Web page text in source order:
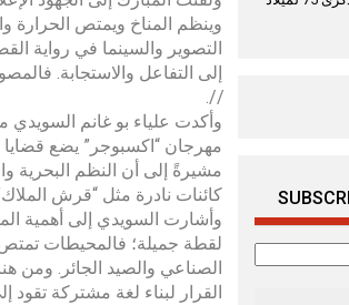
وينظم المناخ ويمتص الحرارة
التصوير والسينما في رواية
إلى التفاعل والاستجابة.
//.
وأكدت علياء بو غانم السويدي
مهرجان “اكسبوجر” يضع
مشيرةً إلى أن النظم البحرية
كائنات نادرة مثل “قرش
وأشارت السويدي إلى أهمية
الصناعي والصيد الجائر. ومن
القرار لبناء لغة مشتركة